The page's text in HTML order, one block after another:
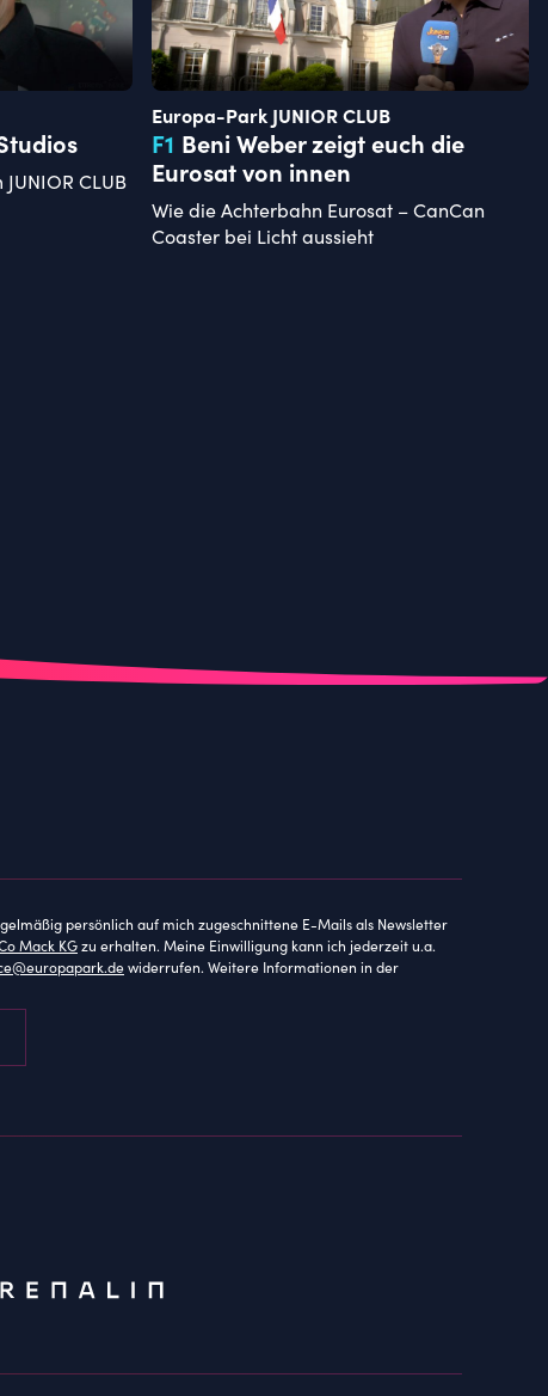
CLUB
Europa-Park JUNIOR CLUB
F1 Beni Weber zeigt euch die
Eurosat von innen
Wie die Achterbahn Eurosat – CanCan
Coaster bei Licht aussieht
persönlich auf mich zugeschnittene E-Mails als Newsletter
Mack KGzu erhalten. Meine Einwilligung kann ich jederzeit u.a.
widerrufen. Weitere Informationen in der